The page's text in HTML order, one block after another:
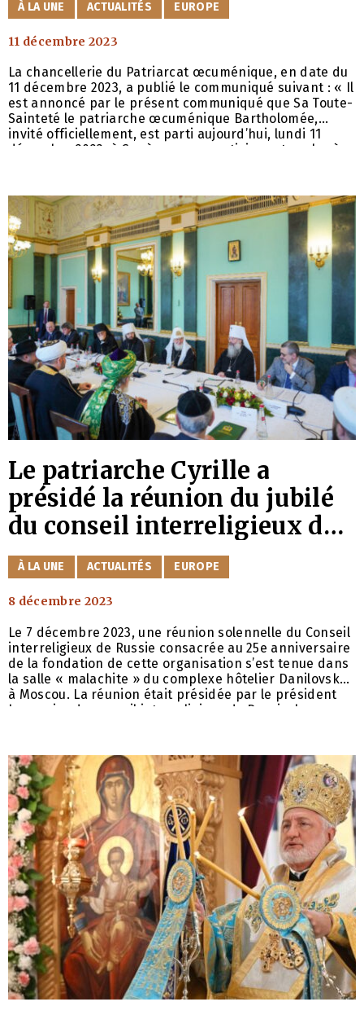
et les migrants
CATÉGORIES
À LA UNE ACTUALITÉS EUROPE
11 décembre 2023
La chancellerie du Patriarcat œcuménique, en date du
11 décembre 2023, a publié le communiqué suivant : « Il
est annoncé par le présent communiqué que Sa Toute-
Sainteté le patriarche œcuménique Bartholomée,
invité officiellement, est parti aujourd’hui, lundi 11
décembre 2023, à Genève, pour participer et parler à
organisée par l’organisme des Nations Unies, en
coopération avec le
Le patriarche Cyrille a
présidé la réunion du jubilé
du conseil interreligieux de
Russie
CATÉGORIES
À LA UNE ACTUALITÉS EUROPE
8 décembre 2023
Le 7 décembre 2023, une réunion solennelle du Conseil
interreligieux de Russie consacrée au 25e anniversaire
de la fondation de cette organisation s’est tenue dans
la salle « malachite » du complexe hôtelier Danilovsky
à Moscou. La réunion était présidée par le président
honoraire du conseil interreligieux de Russie, le
Russie ont assisté à la